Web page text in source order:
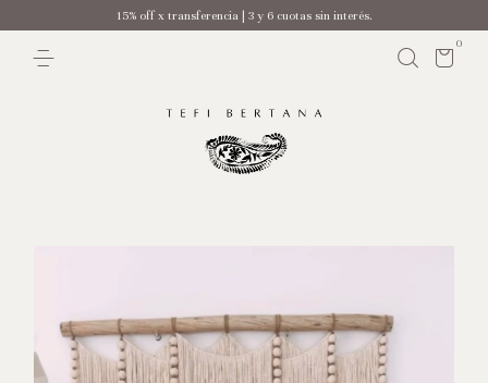
15% off x transferencia | 3 y 6 cuotas sin interés.
0